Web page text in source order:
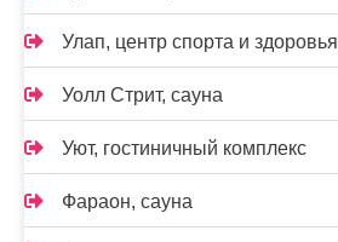
Улап, центр спорта и здоровья
Уолл Стрит, сауна
Уют, гостиничный комплекс
Фараон, сауна